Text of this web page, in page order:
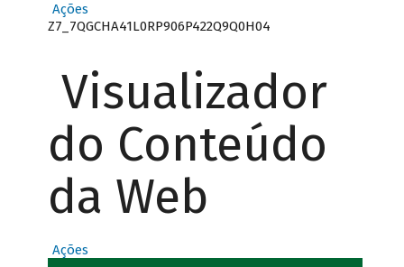
Ações
Z7_7QGCHA41L0RP906P422Q9Q0H04
Visualizador
do Conteúdo
da Web
Ações